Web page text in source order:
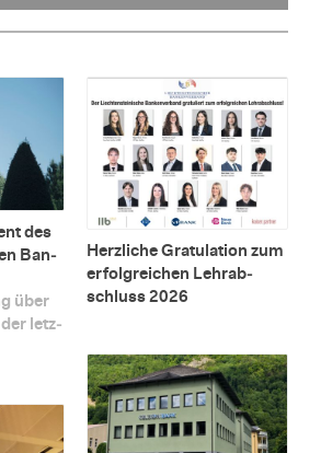
des
Ban­
über
der letz­
Herz­li­che Gra­tu­la­ti­on zum
er­folg­rei­chen Lehr­ab­
schluss 2026